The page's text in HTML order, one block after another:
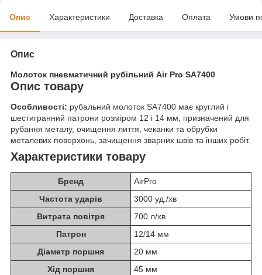
Опис Характеристики Доставка Оплата Умови
Опис
Молоток пневматичний рубільний Air Pro SA7400
Опис товару
Особливості: рубальний молоток SA7400 має круглий і
шестигранний патрони розміром 12 і 14 мм, призначений для
рубання металу, очищення лиття, чеканки та обрубки
металевих поверхонь, зачищення зварних швів та інших робіт.
Характеристики товару
Бренд
AirPro
Частота ударів
3000 уд./хв
Витрата повітря
700 л/хв
Патрон
12/14 мм
Діаметр поршня
20 мм
Хід поршня
45 мм